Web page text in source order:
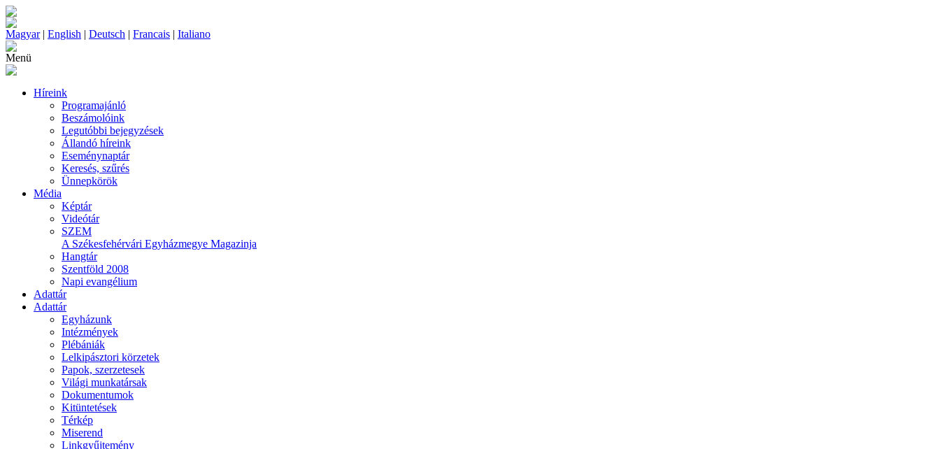
Magyar| English | Deutsch | Francais | Italiano
Menü
Híreink
Programajánló
Beszámolóink
Legutóbbi bejegyzések
Állandó híreink
Eseménynaptár
Keresés, szűrés
Ünnepkörök
Média
Képtár
Videótár
SZEM
A Székesfehérvári Egyházmegye Magazinja
Hangtár
Szentföld 2008
Napi evangélium
Adattár
Adattár
Egyházunk
Intézmények
Plébániák
Lelkipásztori körzetek
Papok, szerzetesek
Világi munkatársak
Dokumentumok
Kitüntetések
Térkép
Miserend
Linkgyűjtemény